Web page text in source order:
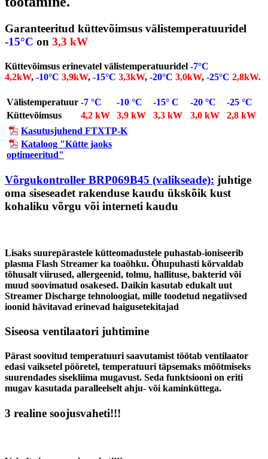
Garanteeritud küttevõimsus välistemperatuuridel
-15°C on 3,3 kW
Küttevõimsus erinevatel välistemperatuuridel -7°C
4,2kW, -10°C 3,9kW, -15°C 3,3kW, -20°C 3,0kW, -25°C 2,8kW.
Välistemperatuur -7 °C -10 °C -15° C -20 °C
-25 °C
Küttevõimsus
4,2 kW 3,9 kW 3,3 kW 3,0 kW
2,8 kW
Kasutusjuhend FTXTP-K
Kataloog "Kütte jaoks
optimeeritud"
Võrgukontroller BRP069B45 (valikseade): juhtige
oma siseseadet rakenduse kaudu ükskõik kust
kohaliku võrgu või interneti kaudu
Lisaks suurepärastele kütteomadustele puhastab-ioniseerib
plasma Flash Streamer ka toaõhku. Õhupuhasti kõrvaldab
tõhusalt viirused, allergeenid, tolmu, hallituse, bakterid või
muud soovimatud osakesed. Daikin kasutab edukalt uut
Streamer Discharge tehnoloogiat, mille toodetud negatiivsed
ioonid hävitavad erinevad haigusetekitajad
Siseosa ventilaatori juhtimine
Pärast soovitud temperatuuri saavutamist töötab ventilaator
edasi vaiksetel pööretel, temperatuuri täpsemaks mõõtmiseks
suurendades sisekliima mugavust. Seda funktsiooni on eriti
mugav kasutada paralleelselt ahju- või kaminküttega.
3 realine soojusvaheti!!!